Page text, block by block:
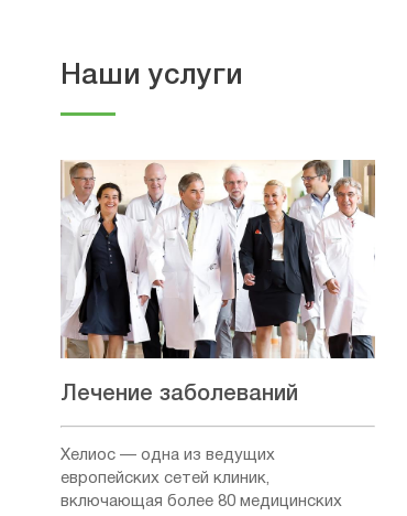
Наши услуги
Лечение заболеваний
Хелиос — одна из ведущих
европейских сетей клиник,
включающая более 80 медицинских